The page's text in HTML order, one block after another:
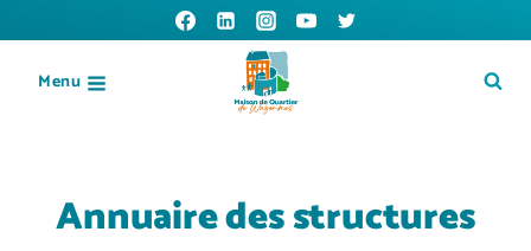
Menu
Annuaire des structures